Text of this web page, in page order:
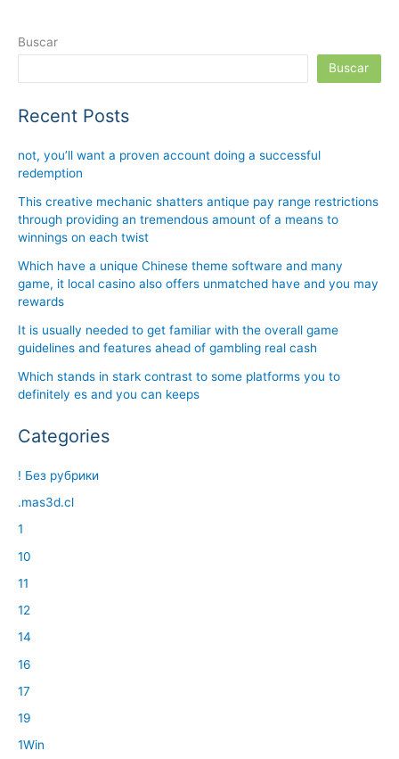
Buscar
Buscar
Recent Posts
not, you’ll want a proven account doing a successful
redemption
This creative mechanic shatters antique pay range restrictions
through providing an tremendous amount of a means to
winnings on each twist
Which have a unique Chinese theme software and many
game, it local casino also offers unmatched have and you may
rewards
It is usually needed to get familiar with the overall game
guidelines and features ahead of gambling real cash
Which stands in stark contrast to some platforms you to
definitely es and you can keeps
Categories
! Без рубрики
.mas3d.cl
1
10
11
12
14
16
17
19
1Win